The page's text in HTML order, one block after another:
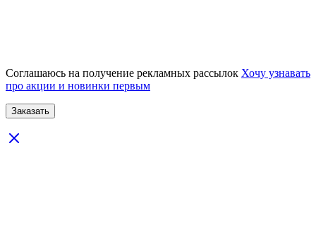
Соглашаюсь на получение рекламных рассылок Хочу узнавать
про акции и новинки первым